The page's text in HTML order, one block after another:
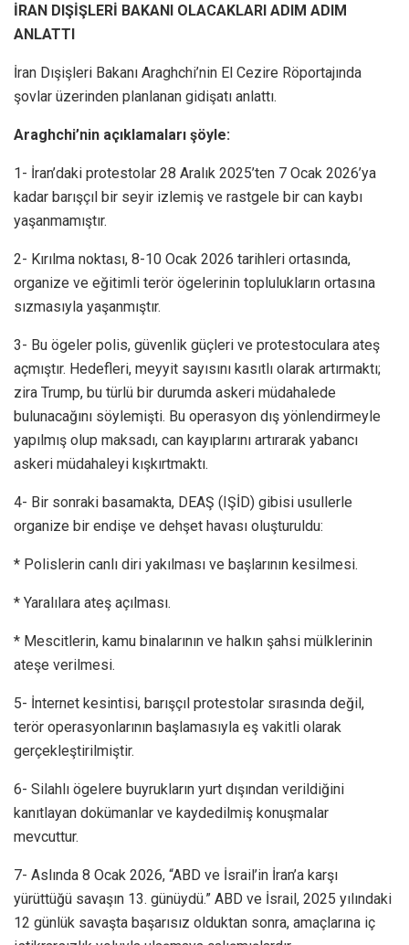
İRAN DIŞİŞLERİ BAKANI OLACAKLARI ADIM ADIM
ANLATTI
İran Dışişleri Bakanı Araghchi’nin El Cezire Röportajında
şovlar üzerinden planlanan gidişatı anlattı.
Araghchi’nin açıklamaları şöyle:
1- İran’daki protestolar 28 Aralık 2025’ten 7 Ocak 2026’ya
kadar barışçıl bir seyir izlemiş ve rastgele bir can kaybı
yaşanmamıştır.
2- Kırılma noktası, 8-10 Ocak 2026 tarihleri ortasında,
organize ve eğitimli terör ögelerinin toplulukların ortasına
sızmasıyla yaşanmıştır.
3- Bu ögeler polis, güvenlik güçleri ve protestoculara ateş
açmıştır. Hedefleri, meyyit sayısını kasıtlı olarak artırmaktı;
zira Trump, bu türlü bir durumda askeri müdahalede
bulunacağını söylemişti. Bu operasyon dış yönlendirmeyle
yapılmış olup maksadı, can kayıplarını artırarak yabancı
askeri müdahaleyi kışkırtmaktı.
4- Bir sonraki basamakta, DEAŞ (IŞİD) gibisi usullerle
organize bir endişe ve dehşet havası oluşturuldu:
* Polislerin canlı diri yakılması ve başlarının kesilmesi.
* Yaralılara ateş açılması.
* Mescitlerin, kamu binalarının ve halkın şahsi mülklerinin
ateşe verilmesi.
5- İnternet kesintisi, barışçıl protestolar sırasında değil,
terör operasyonlarının başlamasıyla eş vakitli olarak
gerçekleştirilmiştir.
6- Silahlı ögelere buyrukların yurt dışından verildiğini
kanıtlayan dokümanlar ve kaydedilmiş konuşmalar
mevcuttur.
7- Aslında 8 Ocak 2026, “ABD ve İsrail’in İran’a karşı
yürüttüğü savaşın 13. günüydü.” ABD ve İsrail, 2025 yılındaki
12 günlük savaşta başarısız olduktan sonra, amaçlarına iç